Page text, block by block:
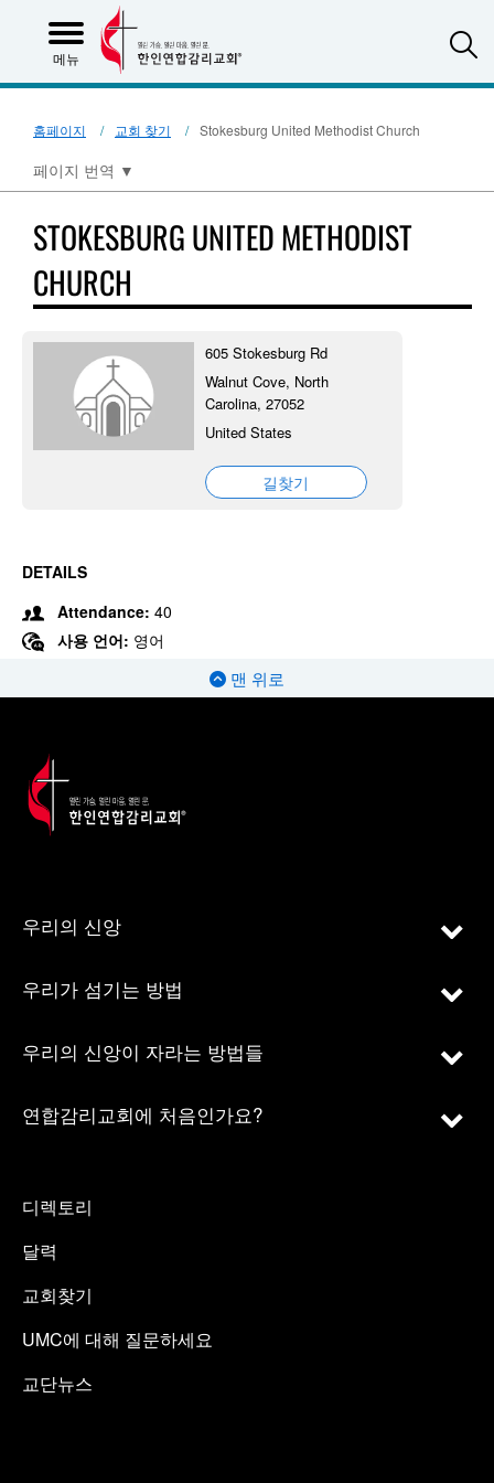
메뉴
홈페이지 교회 찾기 Stokesburg United Methodist Church
페이지 번역 ▼
STOKESBURG UNITED METHODIST
CHURCH
605 Stokesburg Rd
Walnut Cove, North
Carolina, 27052
United States
길찾기
DETAILS
Attendance: 40
사용 언어: 영어
맨 위로
우리의 신앙
우리가 섬기는 방법
우리의 신앙이 자라는 방법들
연합감리교회에 처음인가요?
디렉토리
달력
교회찾기
UMC에 대해 질문하세요
교단뉴스